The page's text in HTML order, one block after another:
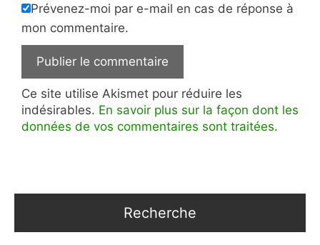
Prévenez-moi par e-mail en cas de réponse à
mon commentaire.
Ce site utilise Akismet pour réduire les
indésirables. En savoir plus sur la façon dont les
données de vos commentaires sont traitées.
Recherche